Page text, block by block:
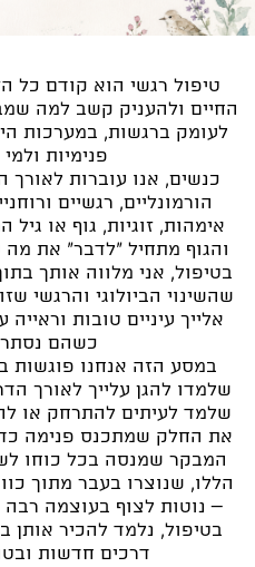
טיפול רגשי הוא קודם כל
החיים ולהעניק קשב למה
לעומק ברגשות, במערכות
פנימיות
כנשים, אנו עוברות
הורמונליים, רגשיים
אימהות, זוגיות, גוף או
והגוף מתחיל "לדבר" את
בטיפול, אני מלווה אותך
שהשינוי הביולוגי והרגשי
אלייך עיניים טובות
כשהם
במסע הזה אנחנו פוגשות
שלמדו להגן עלייך לאורך
שלמד לעיתים להתרחק או
את החלק שמתכנס פנימה
המבקר שמנסה בכל כוחו
הללו, שנוצרו בעבר מתוך
– נוטות לצוף בעוצמה רבה
בטיפול, נלמד להכיר אותן
דרכים חדשות